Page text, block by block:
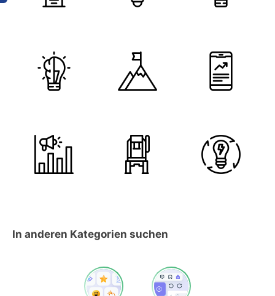
In anderen Kategorien suchen